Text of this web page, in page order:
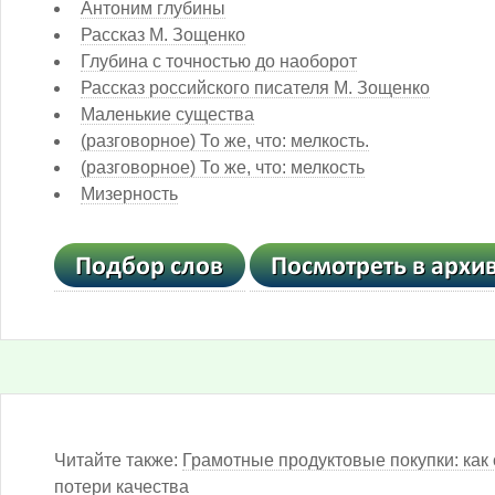
Антоним глубины
Рассказ М. Зощенко
Глубина с точностью до наоборот
Рассказ российского писателя М. Зощенко
Маленькие существа
(разговорное) То же, что: мелкость.
(разговорное) То же, что: мелкость
Мизерность
Читайте также: Грамотные продуктовые покупки:
потери качества